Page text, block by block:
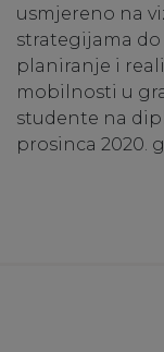
usmjereno na
strategijama do
planiranje i
mobilnosti u
studente na
prosinca 2020.